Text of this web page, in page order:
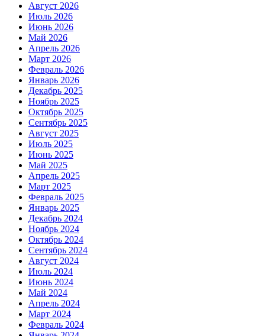
Август 2026
Июль 2026
Июнь 2026
Май 2026
Апрель 2026
Март 2026
Февраль 2026
Январь 2026
Декабрь 2025
Ноябрь 2025
Октябрь 2025
Сентябрь 2025
Август 2025
Июль 2025
Июнь 2025
Май 2025
Апрель 2025
Март 2025
Февраль 2025
Январь 2025
Декабрь 2024
Ноябрь 2024
Октябрь 2024
Сентябрь 2024
Август 2024
Июль 2024
Июнь 2024
Май 2024
Апрель 2024
Март 2024
Февраль 2024